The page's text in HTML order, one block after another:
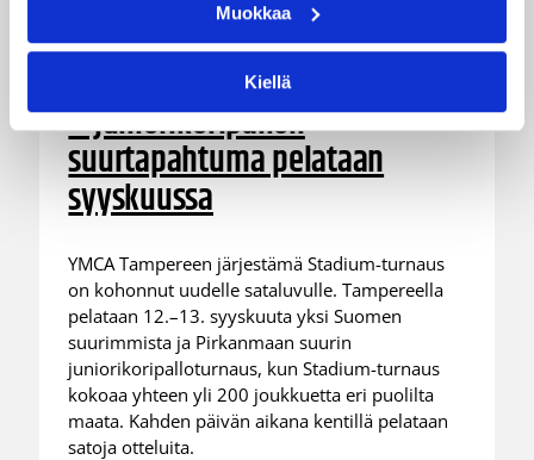
Muokkaa
Kiellä
Stadium-turnaukseen
Tampereelle yli 200 joukkuetta
– juniorikoripallon
suurtapahtuma pelataan
syyskuussa
YMCA Tampereen järjestämä Stadium-turnaus
on kohonnut uudelle sataluvulle. Tampereella
pelataan 12.–13. syyskuuta yksi Suomen
suurimmista ja Pirkanmaan suurin
juniorikoripalloturnaus, kun Stadium-turnaus
kokoaa yhteen yli 200 joukkuetta eri puolilta
maata. Kahden päivän aikana kentillä pelataan
satoja otteluita.